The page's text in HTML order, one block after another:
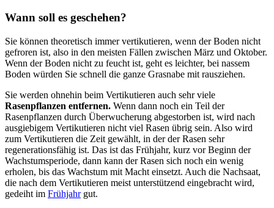
Wann soll es geschehen?
Sie können theoretisch immer vertikutieren, wenn der Boden nicht
gefroren ist, also in den meisten Fällen zwischen März und Oktober.
Wenn der Boden nicht zu feucht ist, geht es leichter, bei nassem
Boden würden Sie schnell die ganze Grasnabe mit rausziehen.
Sie werden ohnehin beim Vertikutieren auch sehr viele
Rasenpflanzen entfernen. Wenn dann noch ein Teil der
Rasenpflanzen durch Überwucherung abgestorben ist, wird nach
ausgiebigem Vertikutieren nicht viel Rasen übrig sein. Also wird
zum Vertikutieren die Zeit gewählt, in der der Rasen sehr
regenerationsfähig ist. Das ist das Frühjahr, kurz vor Beginn der
Wachstumsperiode, dann kann der Rasen sich noch ein wenig
erholen, bis das Wachstum mit Macht einsetzt. Auch die Nachsaat,
die nach dem Vertikutieren meist unterstützend eingebracht wird,
gedeiht im Frühjahrgut.